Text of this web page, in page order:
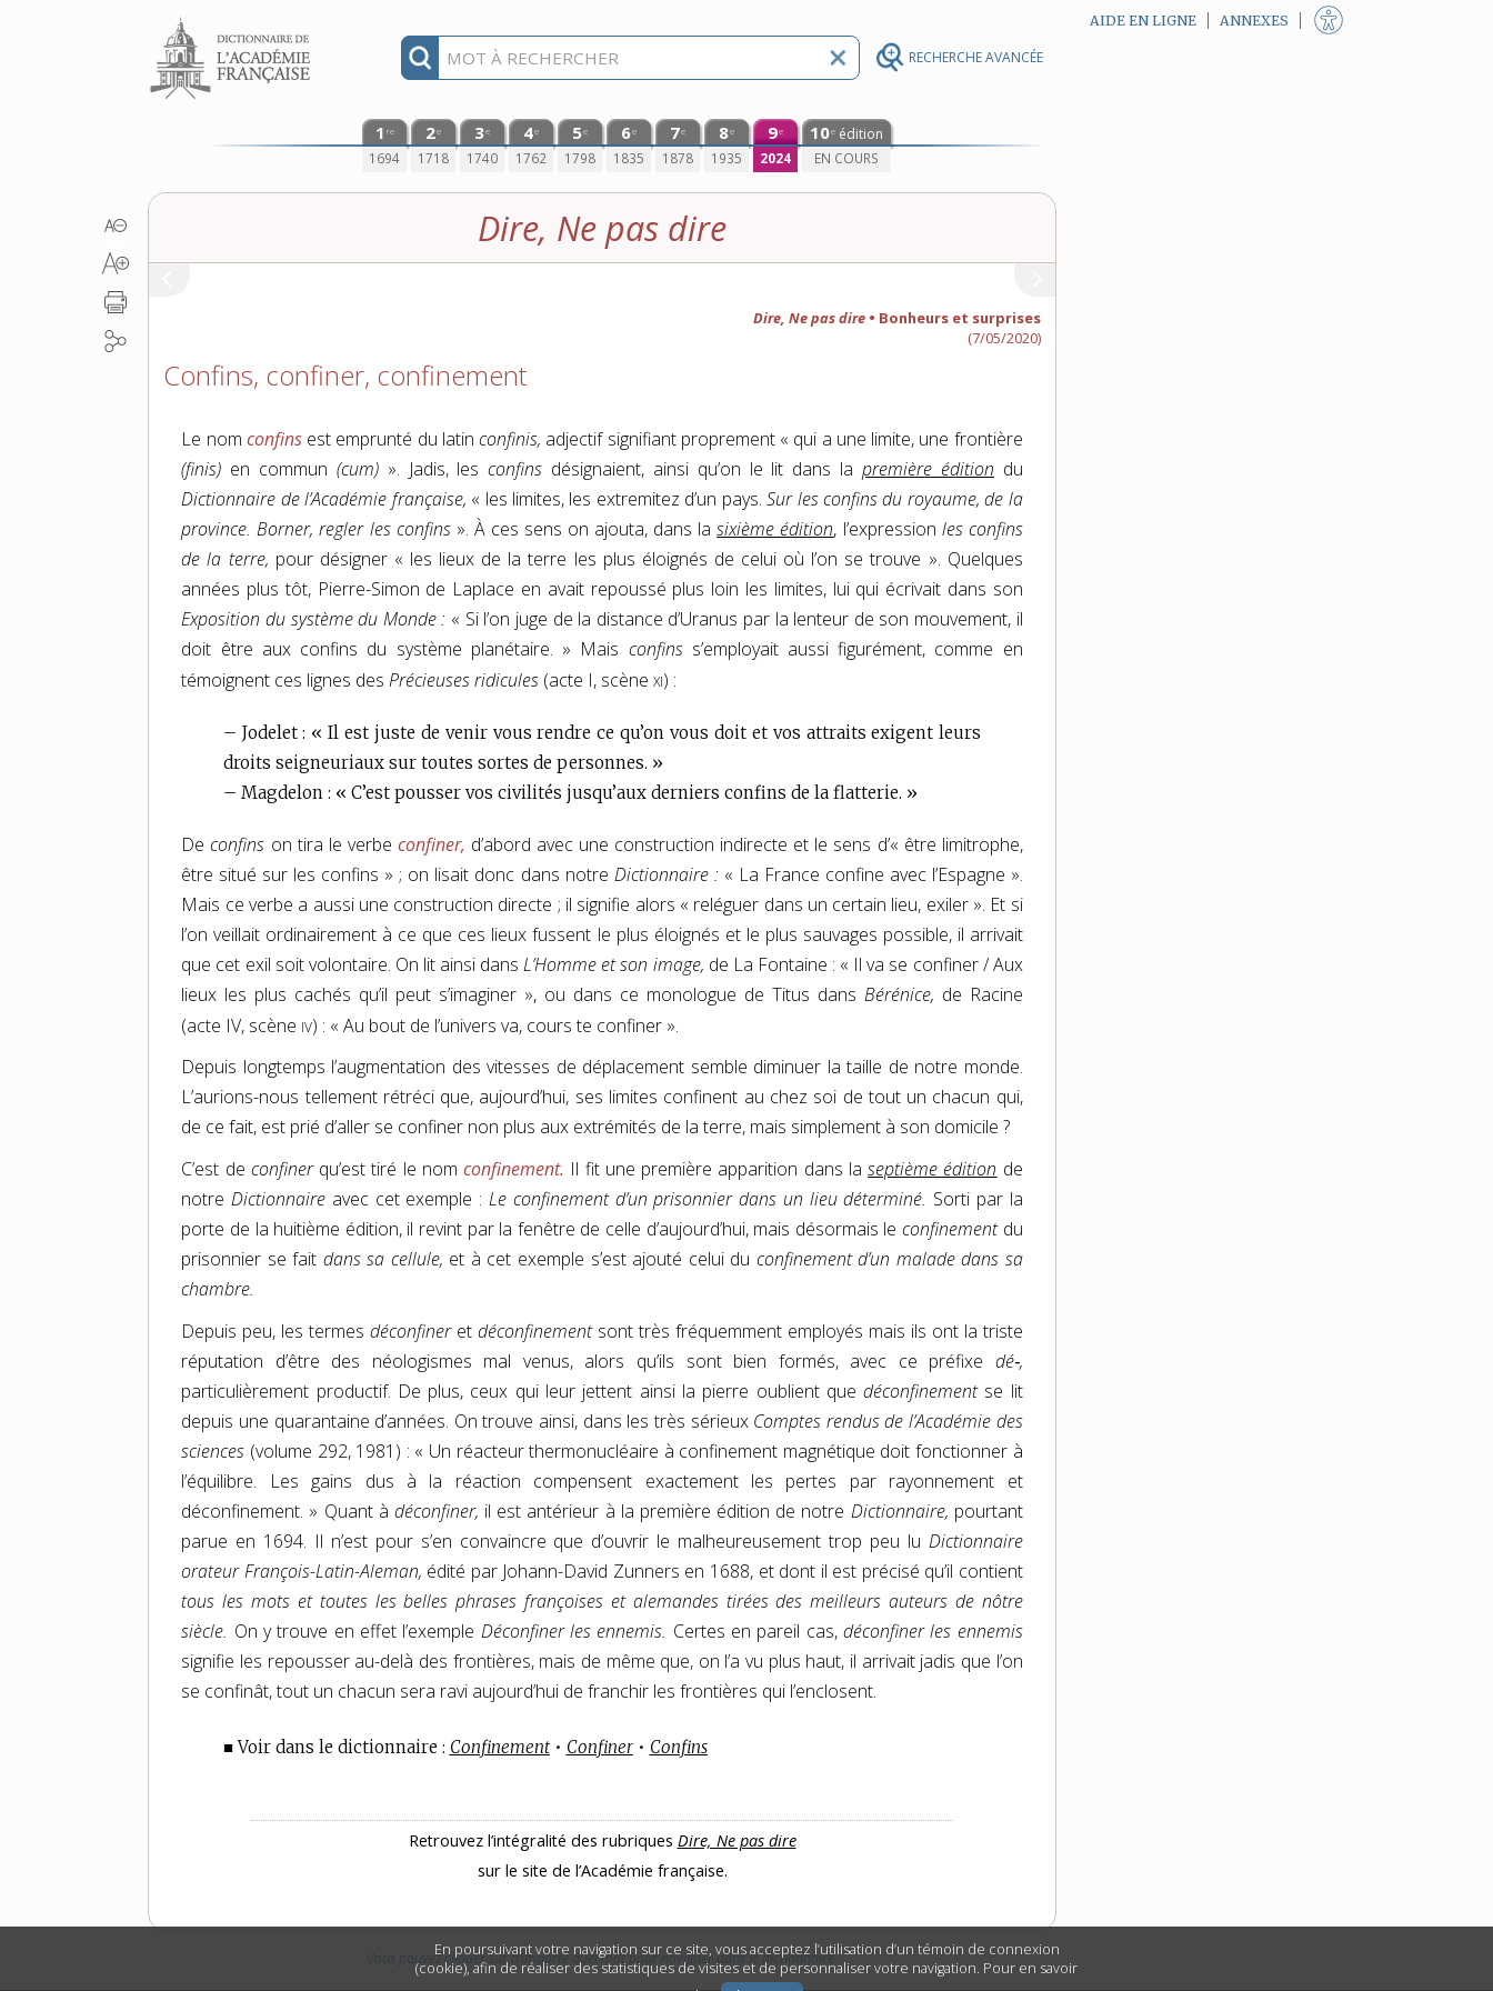
En poursuivant votre navigation sur ce site, vous acceptez l’utilisation d’un témoin de connexion
(cookie), afin de réaliser des statistiques de visites et de personnaliser votre navigation. Pour en savoir
RECHERCHE AVANCÉE
Aller au contenu AIDE EN LIGNE ANNEXES
1 re
1694
2e
1718
3e
1740
4e
1762
5e
1798
6e
1835
7e
1878
8e
1935
9e
2024
10e édition
EN COURS
Dire, Ne pas dire
Dire, Ne pas dire• Bonheurs et surprises
(7/05/2020)
Confins, confiner, confinement
Le nom confinsest emprunté du latinconfinis, adjectif signifiant proprement « qui a une limite, une frontière
(finis) en commun (cum)». Jadis, lesconfins désignaient, ainsi qu’on le lit dans lapremière édition du
Dictionnaire de l’Académie française, « les limites, les extremitez d’un pays.Sur les confins du royaume, de la
province. Borner, regler les confins». À ces sens on ajouta, dans lasixième édition, l’expression les confins
de la terre, pour désigner « les lieux de la terre les plus éloignés de celui où l’on se trouve ». Quelques
années plus tôt, Pierre-Simon de Laplace en avait repoussé plus loin les limites, lui qui écrivait dans son
Exposition du système du Monde : « Si l’on juge de la distance d’Uranus par la lenteur de son mouvement, il
doit être aux confins du système planétaire. » Mais confinss’employait aussi figurément, comme en
témoignent ces lignes desPrécieuses ridicules (acte I, scènexi) :
– Jodelet : « Il est juste de venir vous rendre ce qu’on vous doit et vos attraits exigent leurs
droits seigneuriaux sur toutes sortes de personnes. »
– Magdelon : « C’est pousser vos civilités jusqu’aux derniers confins de la flatterie. »
Deconfins on tira le verbe confiner, d’abord avec une construction indirecte et le sens d’« être limitrophe,
être situé sur les confins » ; on lisait donc dans notre Dictionnaire :« La France confine avec l’Espagne ».
Mais ce verbe a aussi une construction directe ; il signifie alors « reléguer dans un certain lieu, exiler ». Et si
l’on veillait ordinairement à ce que ces lieux fussent le plus éloignés et le plus sauvages possible, il arrivait
que cet exil soit volontaire. On lit ainsi dansL’Homme et son image, de La Fontaine : « Il va se confiner / Aux
lieux les plus cachés qu’il peut s’imaginer », ou dans ce monologue de Titus dans Bérénice, de Racine
(acte IV, scène iv) : « Au bout de l’univers va, cours te confiner ».
Depuis longtemps l’augmentation des vitesses de déplacement semble diminuer la taille de notre monde.
L’aurions-nous tellement rétréci que, aujourd’hui, ses limites confinent au chez soi de tout un chacun qui,
de ce fait, est prié d’aller se confiner non plus aux extrémités de la terre, mais simplement à son domicile ?
C’est de confinerqu’est tiré le nomconfinement. Il fit une première apparition dans laseptième édition de
notreDictionnaire avec cet exemple : Le confinement d’un prisonnier dans un lieu déterminé. Sorti par la
porte de la huitième édition, il revint par la fenêtre de celle d’aujourd’hui, mais désormais leconfinementdu
prisonnier se fait dans sa cellule, et à cet exemple s’est ajouté celui du confinement d’un malade dans sa
chambre.
Depuis peu, les termesdéconfineretdéconfinementsont très fréquemment employés mais ils ont la triste
réputation d’être des néologismes mal venus, alors qu’ils sont bien formés, avec ce préfixe dé‑,
particulièrement productif. De plus, ceux qui leur jettent ainsi la pierre oublient quedéconfinementse lit
depuis une quarantaine d’années. On trouve ainsi, dans les très sérieux Comptes rendus de l’Académie des
sciences (volume 292, 1981) : « Un réacteur thermonucléaire à confinement magnétique doit fonctionner à
l’équilibre. Les gains dus à la réaction compensent exactement les pertes par rayonnement et
déconfinement. » Quant à déconfiner, il est antérieur à la première édition de notre Dictionnaire, pourtant
parue en 1694. Il n’est pour s’en convaincre que d’ouvrir le malheureusement trop peu lu Dictionnaire
orateur François-Latin-Aleman, édité par Johann-David Zunners en 1688, et dont il est précisé qu’il contient
tous les mots et toutes les belles phrases françoises et alemandes tirées des meilleurs auteurs de nôtre
siècle. On y trouve en effet l’exemple Déconfiner les ennemis. Certes en pareil cas,déconfiner les ennemis
signifie les repousser au-delà des frontières, mais de même que, on l’a vu plus haut, il arrivait jadis que l’on
se confinât, tout un chacun sera ravi aujourd’hui de franchir les frontières qui l’enclosent.
■ Voir dans le dictionnaire : Confinement• Confiner• Confins
Retrouvez l’intégralité des rubriques Dire, Ne pas dire
sur le site de l’Académie française.
Vous pouvez cliquer sur n’importe quel mot pour naviguer dans le dictionnaire.